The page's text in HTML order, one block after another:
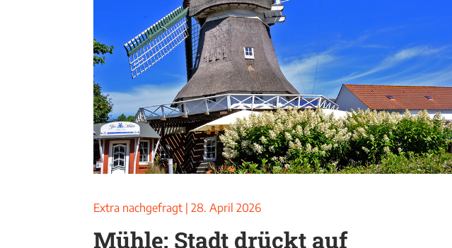
Extra nachgefragt 28. April 2026
Mühle: Stadt drückt auf